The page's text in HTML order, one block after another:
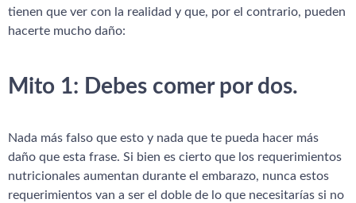
tienen que ver con la realidad y que, por el contrario, pueden
hacerte mucho daño:
Mito 1: Debes comer por dos.
Nada más falso que esto y nada que te pueda hacer más
daño que esta frase. Si bien es cierto que los requerimientos
nutricionales aumentan durante el embarazo, nunca estos
requerimientos van a ser el doble de lo que necesitarías si no